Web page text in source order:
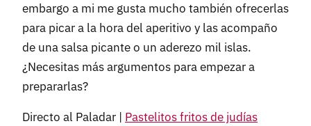
embargo a mi me gusta mucho también ofrecerlas
para picar a la hora del aperitivo y las acompaño
de una salsa picante o un aderezo mil islas.
¿Necesitas más argumentos para empezar a
prepararlas?
Directo al Paladar | Pastelitos fritos de judías